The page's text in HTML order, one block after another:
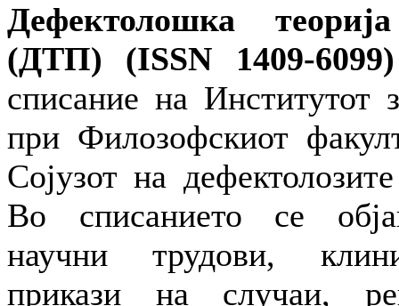
Дефектолошка
(ДТП) (ISSN 1409-6099)
списание на Институтот
при Филозофскиот
Сојузот на
Во списанието се
научни трудови,
прикази на случаи,